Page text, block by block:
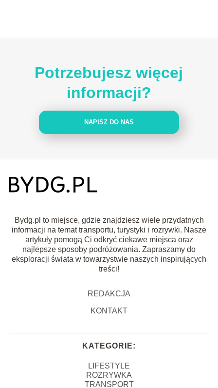
Potrzebujesz więcej
informacji?
NAPISZ DO NAS
Bydg.pl to miejsce, gdzie znajdziesz wiele przydatnych
informacji na temat transportu, turystyki i rozrywki. Nasze
artykuły pomogą Ci odkryć ciekawe miejsca oraz
najlepsze sposoby podróżowania. Zapraszamy do
eksploracji świata w towarzystwie naszych inspirujących
treści!
REDAKCJA
KONTAKT
KATEGORIE:
LIFESTYLE
ROZRYWKA
TRANSPORT